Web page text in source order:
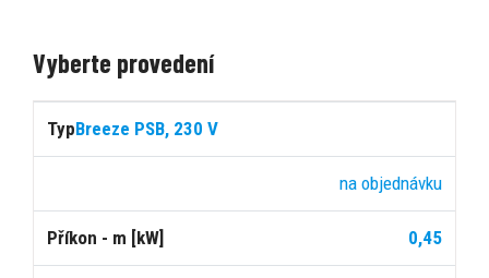
Vyberte provedení
Výtlak Průtok
[m]
Breeze PSB, 230 V
na objednávku
0,45